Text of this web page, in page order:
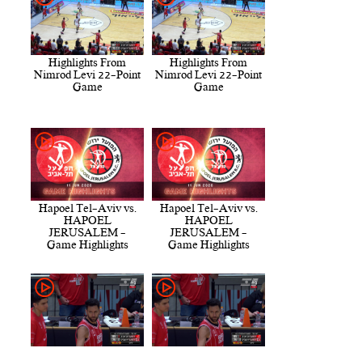
Highlights From
Nimrod Levi 22-Point
Game
Highlights From
Nimrod Levi 22-Point
Game
Hapoel Tel-Aviv vs.
HAPOEL
JERUSALEM -
Game Highlights
Hapoel Tel-Aviv vs.
HAPOEL
JERUSALEM -
Game Highlights